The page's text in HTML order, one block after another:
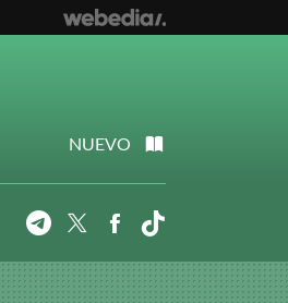
NUEVO
TelegramTwitterFacebook